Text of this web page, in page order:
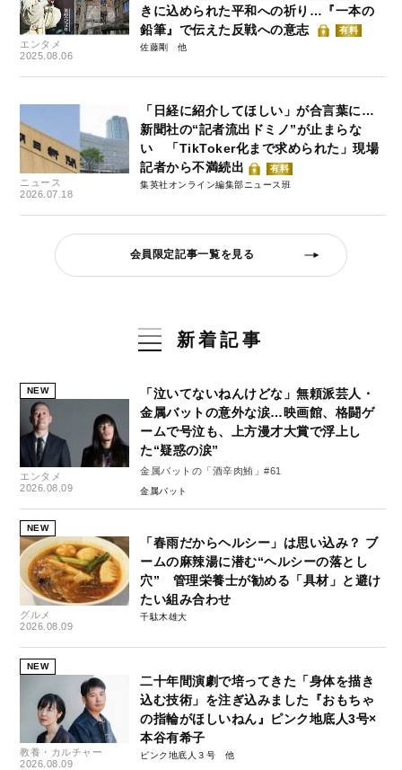
エンタメ
2025.08.06
きに込められた平和への祈り…『一本の
鉛筆』で伝えた反戦への意志
有料
佐藤剛
ニュース
2026.07.18
「日経に紹介してほしい」が合言葉に…
新聞社の“記者流出ドミノ”が止まらな
い 「TikToker化まで求められた」現場
記者から不満続出
有料
集英社オンライン編集部ニュース班
会員限定記事一覧を見る
新着記事
NEW
エンタメ
2026.08.09
「泣いてないねんけどな」無頼派芸人・
金属バットの意外な涙…映画館、格闘ゲ
ームで号泣も、上方漫才大賞で浮上し
た“疑惑の涙”
金属バットの「酒辛肉鮪」#61
金属バット
NEW
グルメ
2026.08.09
「春雨だからヘルシー」は思い込み？ ブ
ームの麻辣湯に潜む“ヘルシーの落とし
穴” 管理栄養士が勧める「具材」と避け
たい組み合わせ
千駄木雄大
NEW
教養・カルチャー
2026.08.09
二十年間演劇で培ってきた「身体を描き
込む技術」を注ぎ込みました『おもちゃ
の指輪がほしいねん』ピンク地底人3号×
本谷有希子
ピンク地底人３号